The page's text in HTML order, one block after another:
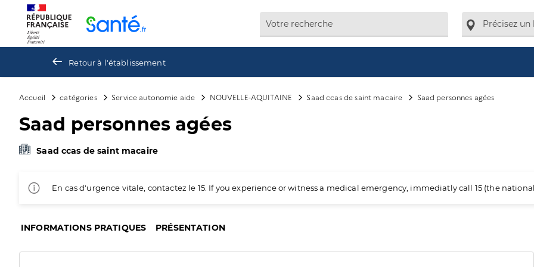
Retour à l'établissement
Accueil catégories Service autonomie aide NOUVELLE-AQUITAINE Saad ccas de saint macaire Saad personnes agées
Saad personnes agées
Saad ccas de saint macaire
En cas d'urgence vitale, contactez le 15. If you experience or witness a medical emergency, immediatly call 15 (the
INFORMATIONS PRATIQUES PRÉSENTATION
Panneau de gestion des cookies